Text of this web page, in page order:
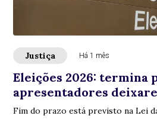
Justiça Há 1 mês
Eleições 2026: termina
apresentadores
Fim do prazo está previsto na Lei